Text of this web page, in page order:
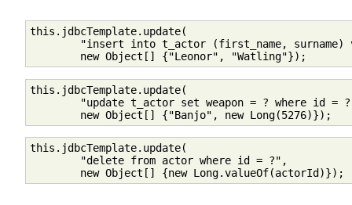
this.jdbcTemplate.update(
"insert into t_actor (first_name,
        new Object[] {"Leonor", "Watling"});
this.jdbcTemplate.update(
"update t_actor set weapon = ? where id =
        new Object[] {"Banjo", new Long(5276)});
this.jdbcTemplate.update(
        "delete from actor where id = ?",
        new Object[] {new Long.valueOf(actorId)});